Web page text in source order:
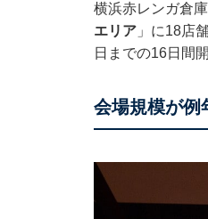
横浜赤レンガ倉
エリア」に18店
日までの16日間
会場規模が例